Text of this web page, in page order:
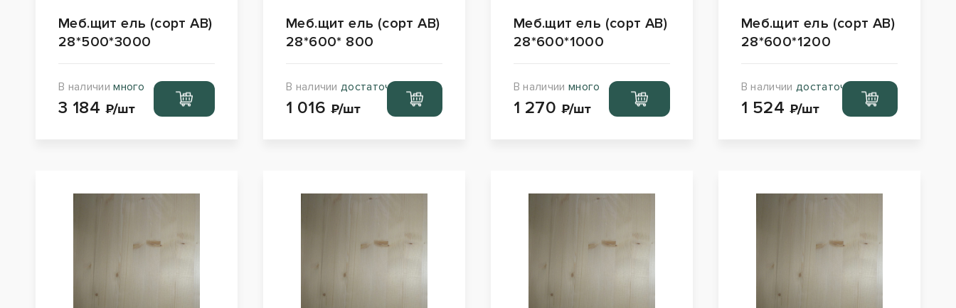
Меб.щит ель (сорт АВ)
28*500*3000
В наличиимного
3 184 ₽/шт
Перейти
в корзину
Меб.щит ель (сорт АВ)
28*600* 800
В наличиидостаточно
1 016 ₽/шт
Перейти
в корзину
Меб.щит ель (сорт АВ)
28*600*1000
В наличиимного
1 270 ₽/шт
Перейти
в корзину
Меб.щит ель (сорт АВ)
28*600*1200
В наличии достаточно
1 524 ₽/шт
Перейти
в корзину